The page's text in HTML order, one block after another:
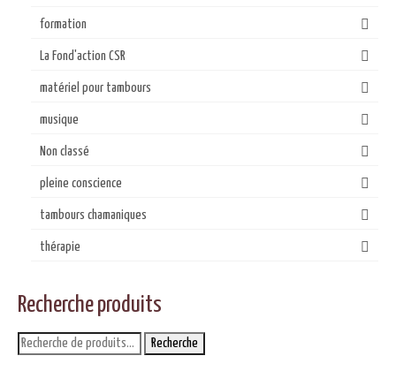
formation
La Fond'action CSR
matériel pour tambours
musique
Non classé
pleine conscience
tambours chamaniques
thérapie
Recherche produits
Recherche
pour :
Recherche